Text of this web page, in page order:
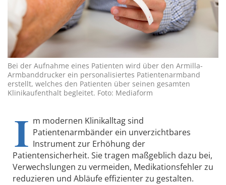
Bei der Aufnahme eines Patienten wird über den Armilla-
Armbanddrucker ein personalisiertes Patientenarmband
erstellt, welches den Patienten über seinen gesamten
Klinikaufenthalt begleitet. Foto: Mediaform
I m modernen Klinikalltag sind
Patientenarmbänder ein unverzichtbares
Instrument zur Erhöhung der
Patientensicherheit. Sie tragen maßgeblich dazu bei,
Verwechslungen zu vermeiden, Medikationsfehler zu
reduzieren und Abläufe effizienter zu gestalten.